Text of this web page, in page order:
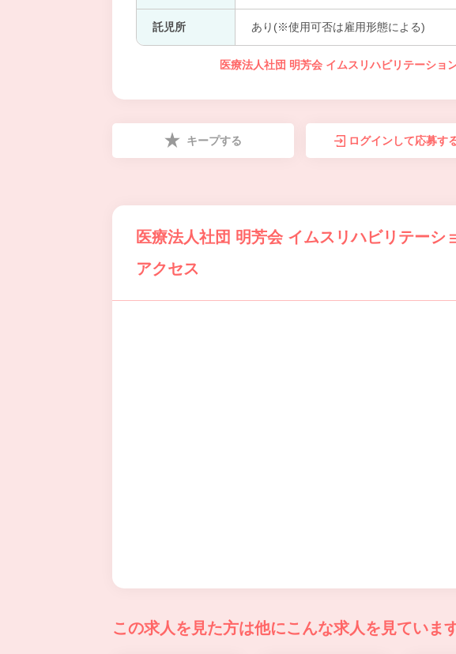
託児所 あり(※使用可否は雇用形態による)
医療法人社団 明芳会 イムスリハビリテーショ
キープする ログインして応募す
医療法人社団 明芳会 イムスリハビリテーシ
アクセス
この求人を見た方は他にこんな求人を見ていま